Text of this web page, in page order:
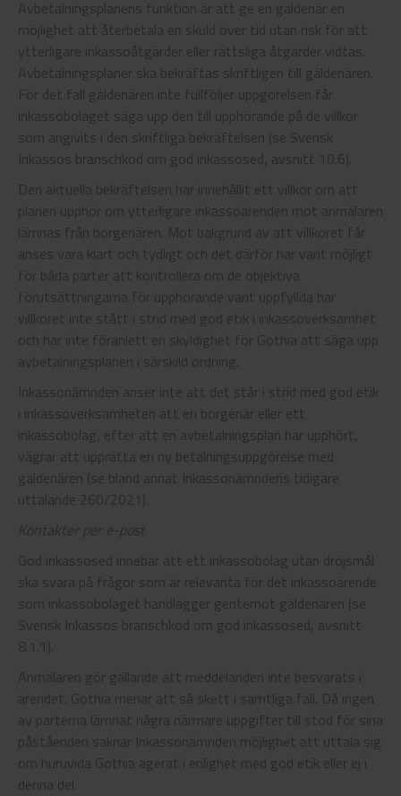
Avbetalningsplanens funktion är att ge en gäldenär en
möjlighet att återbetala en skuld över tid utan risk för att
ytterligare inkassoåtgärder eller rättsliga åtgärder vidtas.
Avbetalningsplaner ska bekräftas skriftligen till gäldenären.
För det fall gäldenären inte fullföljer uppgörelsen får
inkassobolaget säga upp den till upphörande på de villkor
som angivits i den skriftliga bekräftelsen (se Svensk
Inkassos branschkod om god inkassosed, avsnitt 10.6).
Den aktuella bekräftelsen har innehållit ett villkor om att
planen upphör om ytterligare inkassoärenden mot anmälaren
lämnas från borgenären. Mot bakgrund av att villkoret får
anses vara klart och tydligt och det därför har varit möjligt
för båda parter att kontrollera om de objektiva
förutsättningarna för upphörande varit uppfyllda har
villkoret inte stått i strid med god etik i inkassoverksamhet
och har inte föranlett en skyldighet för Gothia att säga upp
avbetalningsplanen i särskild ordning.
Inkassonämnden anser inte att det står i strid med god etik
i inkassoverksamheten att en borgenär eller ett
inkassobolag, efter att en avbetalningsplan har upphört,
vägrar att upprätta en ny betalningsuppgörelse med
gäldenären (se bland annat Inkassonämndens tidigare
uttalande 260/2021).
Kontakter per e-post
God inkassosed innebär att ett inkassobolag utan dröjsmål
ska svara på frågor som är relevanta för det inkassoärende
som inkassobolaget handlägger gentemot gäldenären (se
Svensk Inkassos branschkod om god inkassosed, avsnitt
8.1.1).
Anmälaren gör gällande att meddelanden inte besvarats i
ärendet. Gothia menar att så skett i samtliga fall. Då ingen
av parterna lämnat några närmare uppgifter till stöd för sina
påståenden saknar Inkassonämnden möjlighet att uttala sig
om huruvida Gothia agerat i enlighet med god etik eller ej i
denna del.